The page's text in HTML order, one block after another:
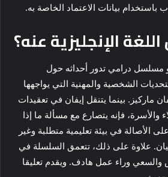
بيانات الاعتماد الخاصة به.
الإنجليزية عنه؟
مسلسل درامي تدور أحداثه حول
الشخصية والمهنية التي يواجهها
ماركيز. بينما يتنقل إيفان في تعقيدات
والأسرة، فإنه يتصارع مع مسألة ما إذا
الأصالة في بيئة تعليمية متطلبة وغير
علاوة على ذلك، تتعمق السلسلة في
وراء عمل هادف. ويقدم تعليقا